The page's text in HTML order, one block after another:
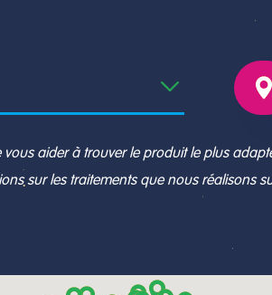
vous aider à trouver le produit le plus
sur les traitements que nous réalisons